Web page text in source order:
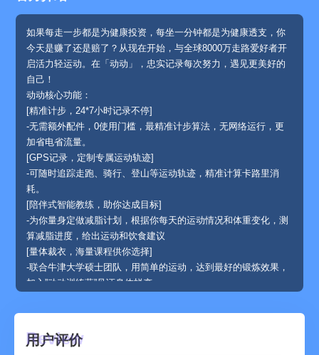
如果每走一步都是为健康投资，每坐一分钟都是为健康透支，你
今天是赚了还是赔了？从现在开始，与全球8000万走路爱好者开
启活力轻运动。在「动动」，忠实记录每次努力，遇见更美好的
自己！
动动核心功能：
[精准计步，24*7小时记录不停]
-无需额外配件，0使用门槛，最精准计步算法，无网络运行，更
加省电省流量。
[GPS记录，定制专属运动轨迹]
-可随时追踪走跑、骑行、登山等运动轨迹，精准计算卡路里消
耗。
[陪伴式智能教练，助你达成目标]
-为你量身定做减脂计划，根据你每天的运动情况和体重变化，测
算减脂进度，给出运动和饮食建议
[量体裁衣，海量课程供你选择]
-联合牛津大学硕士团队，用简单的运动，达到最好的锻炼效果，
加入”动动训练营”见证身体蜕变。
[专业数据量表，进步一目了然]
-多元化使用场景，专业量表分析周、月、年，历史数据清晰呈
现。还有更多有趣的数据洞察。
用户评价